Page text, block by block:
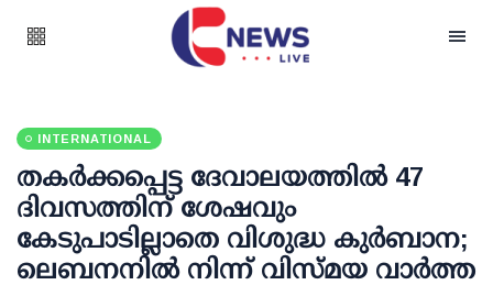
INTERNATIONAL
തകർക്കപ്പെട്ട ദേവാലയത്തിൽ 47
ദിവസത്തിന് ശേഷവും
കേടുപാടില്ലാതെ വിശുദ്ധ കുർബാന;
ലെബനനിൽ നിന്ന് വിസ്മയ വാർത്ത